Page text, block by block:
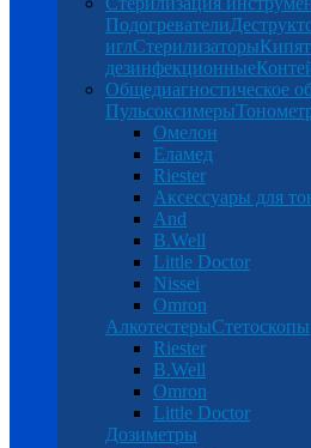
Подогреватели
иглСтерилизаторы
дезинфекционные
Общедиагностическое
Пульсоксимеры
Омелон
Еламед
Riester
Аксессуары для
And
B.Well
Little Doctor
Nissei
Omron
АлкотестерыСтетоскопы
Riester
B.Well
Omron
Little Doctor
Дозиметры